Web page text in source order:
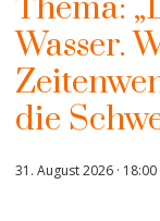
Thema:
Wasser.
die
31. August 2026 ·